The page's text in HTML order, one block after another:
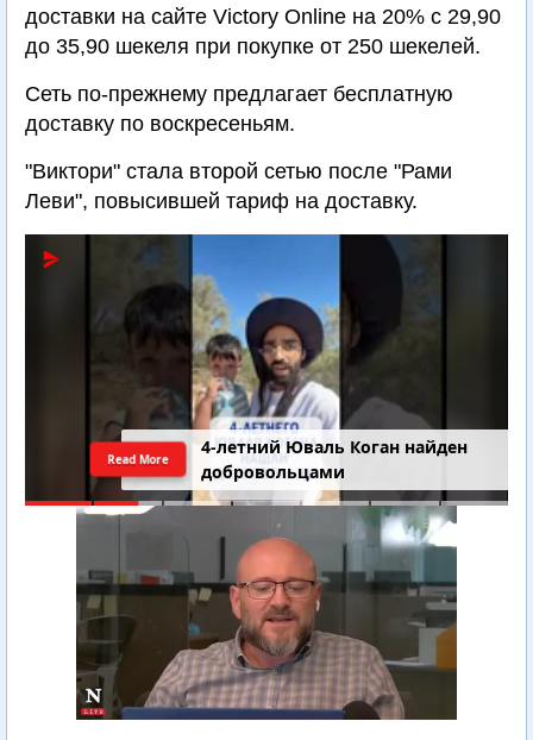
доставки на сайте Victory Online на 20% с 29,90
до 35,90 шекеля при покупке от 250 шекелей.
Сеть по-прежнему предлагает бесплатную
доставку по воскресеньям.
"Виктори" стала второй сетью после "Рами
Леви", повысившей тариф на доставку.
4-летний Юваль Коган найден
добровольцами
Read More